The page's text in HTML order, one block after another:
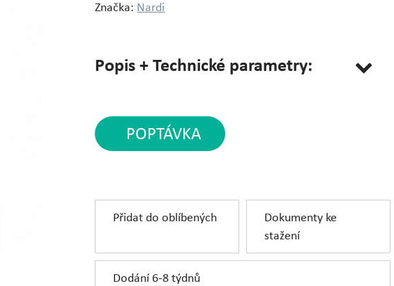
Značka: Nardi
Popis + Technické parametry:
POPTÁVKA
Přidat do oblíbených
Dokumenty ke
stažení
Dodání 6-8 týdnů